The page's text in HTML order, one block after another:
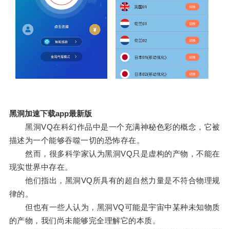
黑洞加速下载app最新版
黑洞VQ在科幻作品中是一个充满神秘色彩的概念，它被
描述为一个能够吞噬一切的恐怖存在。
然而，很多科学家认为黑洞VQ只是虚构的产物，不能在
现实世界中存在。
他们指出，黑洞VQ所具有的超自然力量是不符合物理规
律的。
但也有一些人认为，黑洞VQ可能是宇宙中某种未知物质
的产物，我们尚未能够完全理解它的本质。